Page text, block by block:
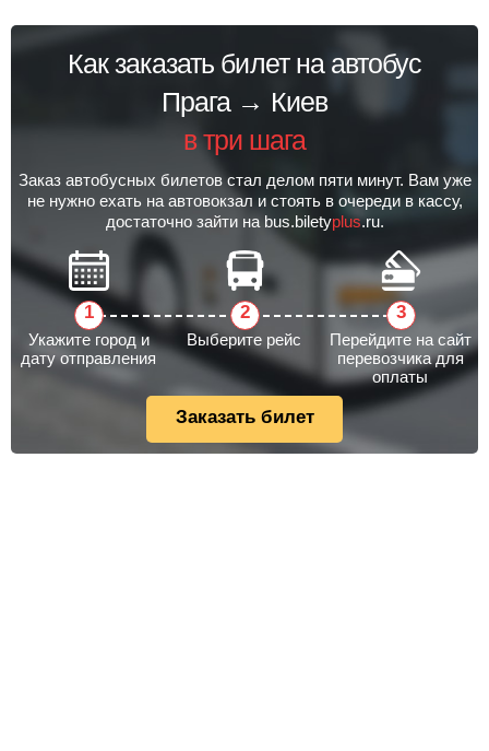
Как заказать билет на автобус
Прага → Киев
в три шага
Заказ автобусных билетов стал делом пяти минут. Вам уже
не нужно ехать на автовокзал и стоять в очереди в кассу,
достаточно зайти на bus.biletyplus.ru.
Укажите город и
дату отправления
Выберите рейс
Перейдите на сайт
перевозчика для
оплаты
Заказать билет